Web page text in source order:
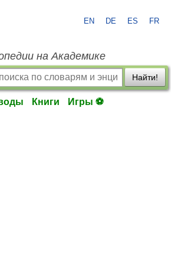
EN DE ES FR
на Академике
Найти!
Книги Игры ⚽